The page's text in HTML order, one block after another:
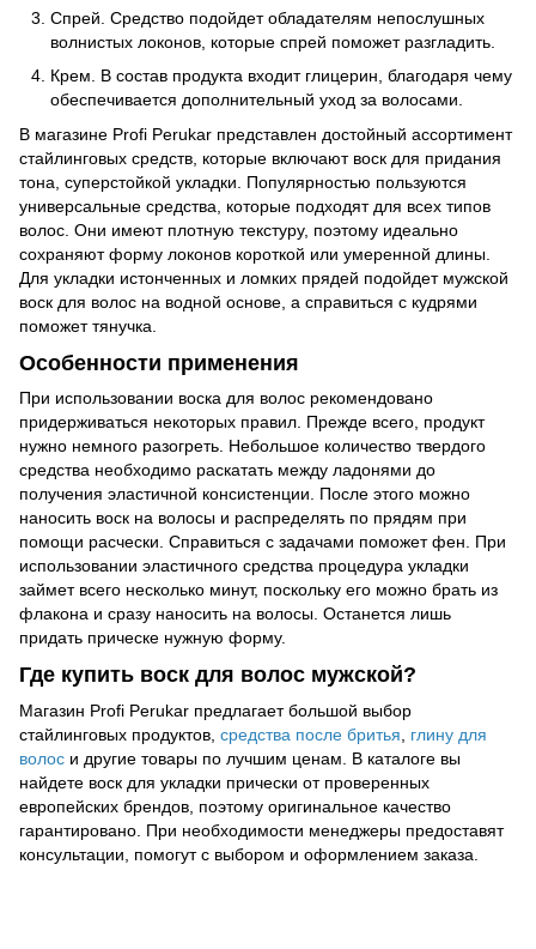
Спрей. Средство подойдет обладателям непослушных
волнистых локонов, которые спрей поможет разгладить.
Крем. В состав продукта входит глицерин, благодаря чему
обеспечивается дополнительный уход за волосами.
В магазине Profi Perukar представлен достойный ассортимент
стайлинговых средств, которые включают воск для придания
тона, суперстойкой укладки. Популярностью пользуются
универсальные средства, которые подходят для всех типов
волос. Они имеют плотную текстуру, поэтому идеально
сохраняют форму локонов короткой или умеренной длины.
Для укладки истонченных и ломких прядей подойдет мужской
воск для волос на водной основе, а справиться с кудрями
поможет тянучка.
Особенности применения
При использовании воска для волос рекомендовано
придерживаться некоторых правил. Прежде всего, продукт
нужно немного разогреть. Небольшое количество твердого
средства необходимо раскатать между ладонями до
получения эластичной консистенции. После этого можно
наносить воск на волосы и распределять по прядям при
помощи расчески. Справиться с задачами поможет фен. При
использовании эластичного средства процедура укладки
займет всего несколько минут, поскольку его можно брать из
флакона и сразу наносить на волосы. Останется лишь
придать прическе нужную форму.
Где купить воск для волос мужской?
Магазин Profi Perukar предлагает большой выбор
стайлинговых продуктов, средства после бритья
глину для
волос и другие товары по лучшим ценам. В каталоге вы
найдете воск для укладки прически от проверенных
европейских брендов, поэтому оригинальное качество
гарантировано. При необходимости менеджеры предоставят
консультации, помогут с выбором и оформлением заказа.